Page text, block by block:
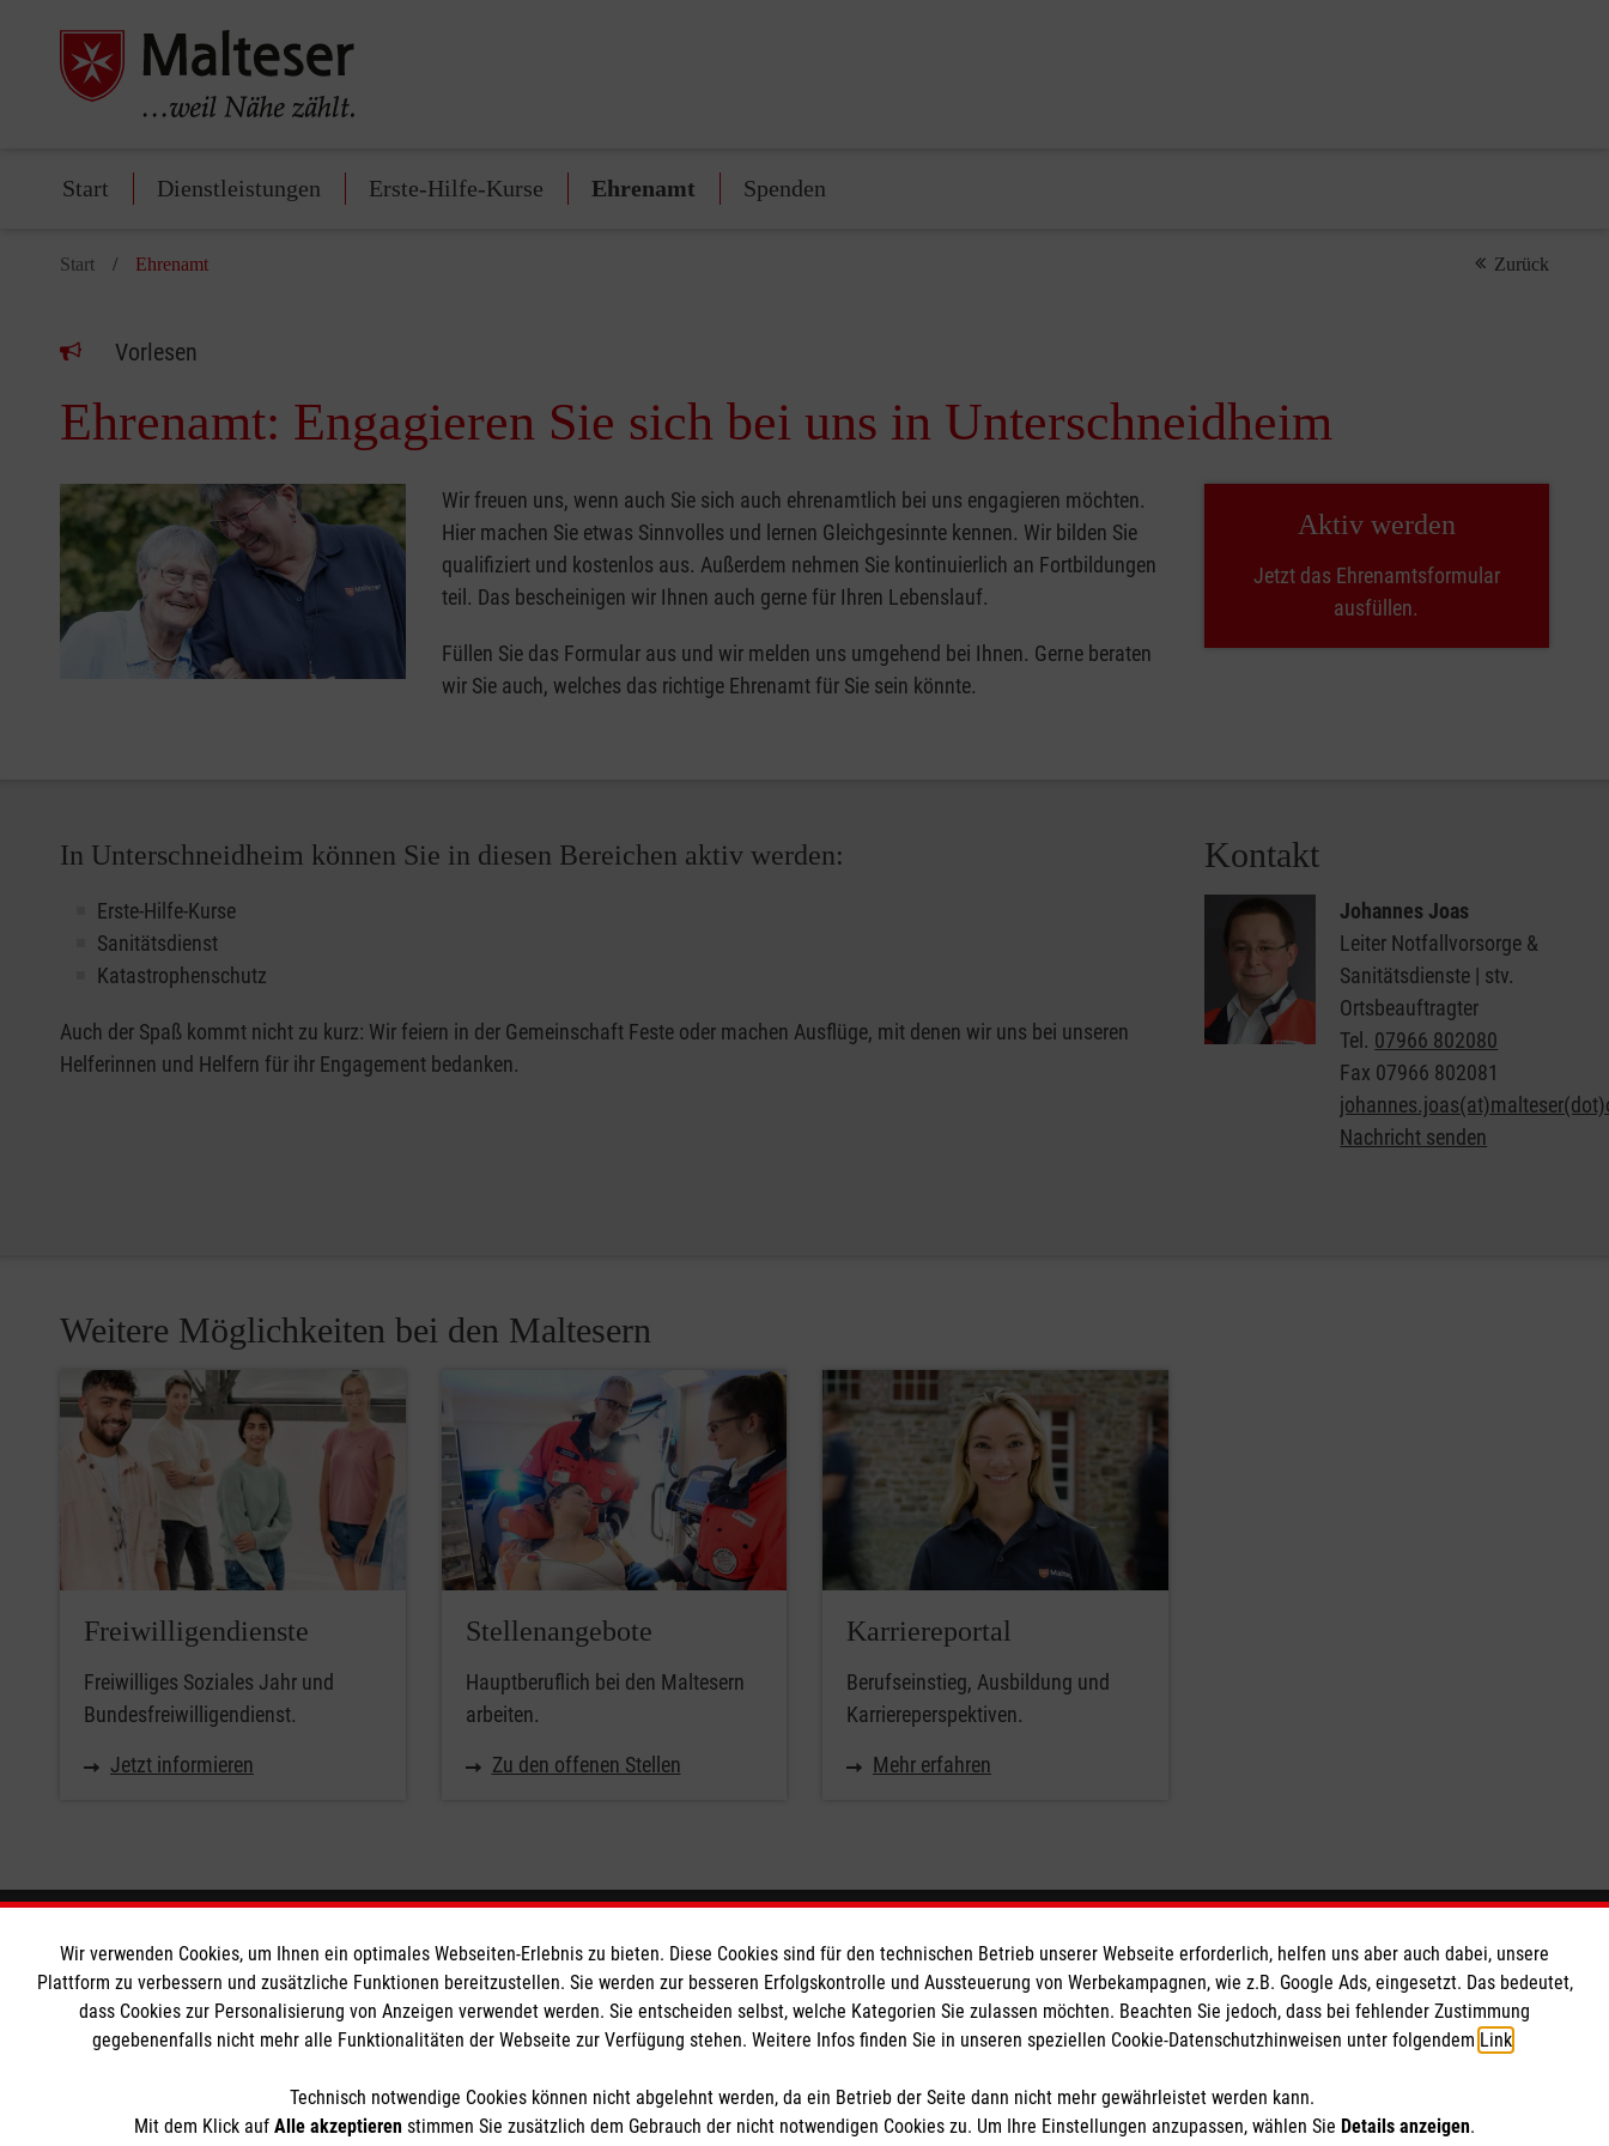
Start Dienstleistungen Erste-Hilfe-Kurse Ehrenamt Spenden
Start Ehrenamt Zurück
Vorlesen
Ehrenamt: Engagieren Sie sich bei uns in Unterschneidheim
Wir freuen uns, wenn auch Sie sich auch ehrenamtlich bei uns engagieren möchten.
Hier machen Sie etwas Sinnvolles und lernen Gleichgesinnte kennen. Wir bilden Sie
qualifiziert und kostenlos aus. Außerdem nehmen Sie kontinuierlich an Fortbildungen
teil. Das bescheinigen wir Ihnen auch gerne für Ihren Lebenslauf.
Füllen Sie das Formular aus und wir melden uns umgehend bei Ihnen. Gerne beraten
wir Sie auch, welches das richtige Ehrenamt für Sie sein könnte.
Aktiv werden
Jetzt das Ehrenamtsformular
ausfüllen.
In Unterschneidheim können Sie in diesen Bereichen aktiv werden:
Erste-Hilfe-Kurse
Sanitätsdienst
Katastrophenschutz
Auch der Spaß kommt nicht zu kurz: Wir feiern in der Gemeinschaft Feste oder machen Ausflüge, mit denen wir uns bei unseren
Helferinnen und Helfern für ihr Engagement bedanken.
Kontakt
Johannes Joas
Leiter Notfallvorsorge &
Sanitätsdienste | stv.
Ortsbeauftragter
Tel. 07966 802080
Fax 07966 802081
Nachricht senden
Weitere Möglichkeiten bei den Maltesern
Freiwilligendienste
Freiwilliges Soziales Jahr und
Bundesfreiwilligendienst.
Jetzt informieren
Stellenangebote
Hauptberuflich bei den Maltesern
arbeiten.
Zu den offenen Stellen
Karriereportal
Berufseinstieg, Ausbildung und
Karriereperspektiven.
Mehr erfahren
Informationen
Impressum
Datenschutz
Die Malteser
Malteser in Deutschland
Malteserorden
So finden Sie uns
Franz-Bühler-Straße 2
73485 Unterschneidheim
info.unterschneidheim@malteser.org
Wir verwenden Cookies, um Ihnen ein optimales Webseiten-Erlebnis zu bieten. Diese Cookies sind für den technischen Betrieb unserer Webseite erforderlich, helfen uns aber auch dabei, unsere
Plattform zu verbessern und zusätzliche Funktionen bereitzustellen. Sie werden zur besseren Erfolgskontrolle und Aussteuerung von Werbekampagnen, wie z.B. Google Ads, eingesetzt. Das bedeutet,
dass Cookies zur Personalisierung von Anzeigen verwendet werden. Sie entscheiden selbst, welche Kategorien Sie zulassen möchten. Beachten Sie jedoch, dass bei fehlender Zustimmung
gegebenenfalls nicht mehr alle Funktionalitäten der Webseite zur Verfügung stehen. Weitere Infos finden Sie in unseren speziellen Cookie-Datenschutzhinweisen unter folgendem Link
Technisch notwendige Cookies können nicht abgelehnt werden, da ein Betrieb der Seite dann nicht mehr gewährleistet werden kann.
Mit dem Klick auf Alle akzeptieren stimmen Sie zusätzlich dem Gebrauch der nicht notwendigen Cookies zu. Um Ihre Einstellungen anzupassen, wählen Sie Details anzeigen.